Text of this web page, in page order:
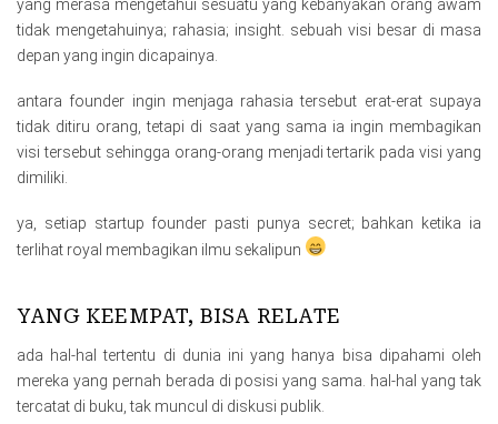
yang merasa mengetahui sesuatu yang kebanyakan orang awam
tidak mengetahuinya; rahasia; insight. sebuah visi besar di masa
depan yang ingin dicapainya.
antara founder ingin menjaga rahasia tersebut erat-erat supaya
tidak ditiru orang, tetapi di saat yang sama ia ingin membagikan
visi tersebut sehingga orang-orang menjadi tertarik pada visi yang
dimiliki.
ya, setiap startup founder pasti punya secret; bahkan ketika ia
terlihat royal membagikan ilmu sekalipun
YANG KEEMPAT, BISA RELATE
ada hal-hal tertentu di dunia ini yang hanya bisa dipahami oleh
mereka yang pernah berada di posisi yang sama. hal-hal yang tak
tercatat di buku, tak muncul di diskusi publik.